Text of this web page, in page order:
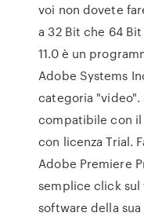
voi non dovete
a 32 Bit che 64
11.0 è un
Adobe Systems
categoria
compatibile con il
con licenza Trial.
Adobe Premiere
semplice click
software della